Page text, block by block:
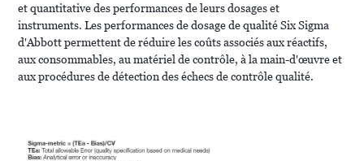
et quantitative des performances de leurs dosages et
instruments. Les performances de dosage de qualité Six Sigma
d'Abbott permettent de réduire les coûts associés aux réactifs,
aux consommables, au matériel de contrôle, à la main-d'œuvre et
aux procédures de détection des échecs de contrôle qualité.